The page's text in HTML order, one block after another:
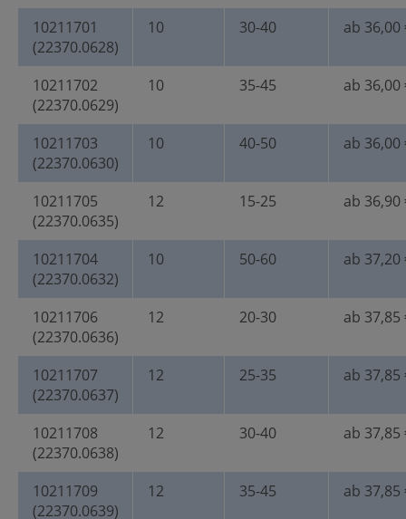
10211701
(22370.0628)
10 30-40 ab 36,00
10211702
(22370.0629)
10 35-45 ab 36,00
10211703
(22370.0630)
10 40-50 ab 36,00
10211705
(22370.0635)
12 15-25 ab 36,90
10211704
(22370.0632)
10 50-60 ab 37,20
10211706
(22370.0636)
12 20-30 ab 37,85
10211707
(22370.0637)
12 25-35 ab 37,85
10211708
(22370.0638)
12 30-40 ab 37,85
10211709
(22370.0639)
12 35-45 ab 37,85